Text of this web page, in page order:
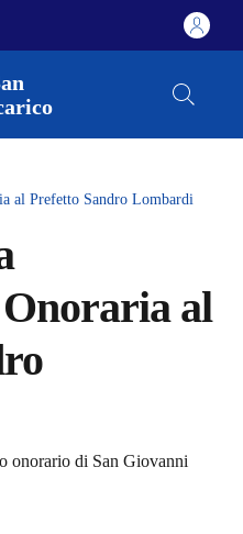
al Prefetto Sandro Lombardi
al
onorario di San Giovanni